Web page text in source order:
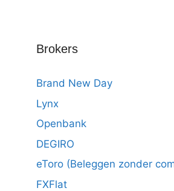
Brokers
Brand New Day
Lynx
Openbank
DEGIRO
eToro (Beleggen zonder
FXFlat